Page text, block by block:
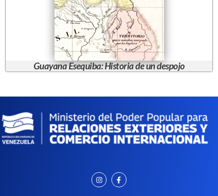
Guayana Esequiba: Historia de un despojo